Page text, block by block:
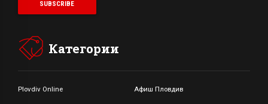
Категории
Plovdiv Online Афиш Пловдив